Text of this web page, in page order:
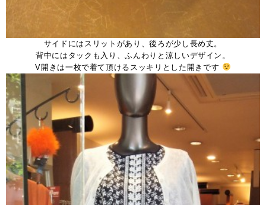
サイドにはスリットがあり、後ろが少し長め丈。
背中にはタックも入り、ふんわりと涼しいデザイン。
V開きは一枚で着て頂けるスッキリとした開きです